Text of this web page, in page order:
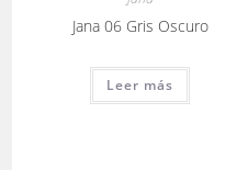
Jana 06 Gris Oscuro
Leer más